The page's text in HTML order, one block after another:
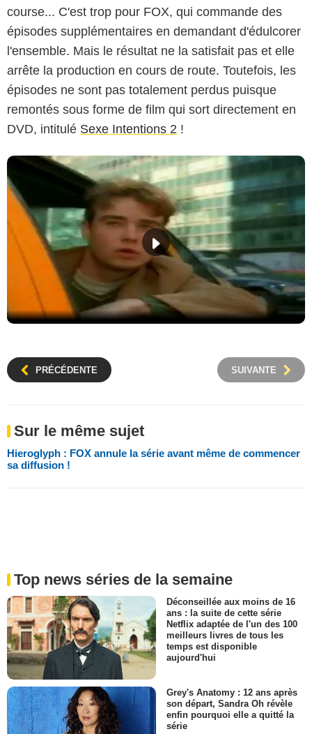
course... C'est trop pour FOX, qui commande des
épisodes supplémentaires en demandant d'édulcorer
l'ensemble. Mais le résultat ne la satisfait pas et elle
arrête la production en cours de route. Toutefois, les
épisodes ne sont pas totalement perdus puisque
remontés sous forme de film qui sort directement en
DVD, intitulé Sexe Intentions 2 !
PRÉCÉDENTE SUIVANTE
Sur le même sujet
Hieroglyph : FOX annule la série avant même de commencer
sa diffusion !
Top news séries de la semaine
Déconseillée aux moins de 16
ans : la suite de cette série
Netflix adaptée de l'un des 100
meilleurs livres de tous les
temps est disponible
aujourd'hui
Grey's Anatomy : 12 ans après
son départ, Sandra Oh révèle
enfin pourquoi elle a quitté la
série